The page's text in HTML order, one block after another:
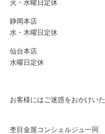
火・水曜日定休
静岡本店
水・木曜日定休
仙台本店
水曜日定休
お客様にはご迷惑をおかけい
杢目金屋コンシェルジュ一同